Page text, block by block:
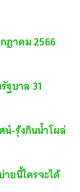
ฎาคม 2566
บาล 31
น์-รุ้งกินน้ำโผล่
ยนี้ใครจะได้